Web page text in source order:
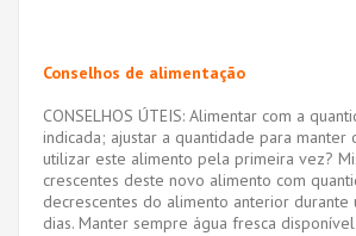
Conselhos de alimentação
CONSELHOS ÚTEIS: Alimentar com a
indicada; ajustar a quantidade para manter
utilizar este alimento pela primeira vez?
crescentes deste novo alimento com
decrescentes do alimento anterior
dias. Manter sempre água fresca